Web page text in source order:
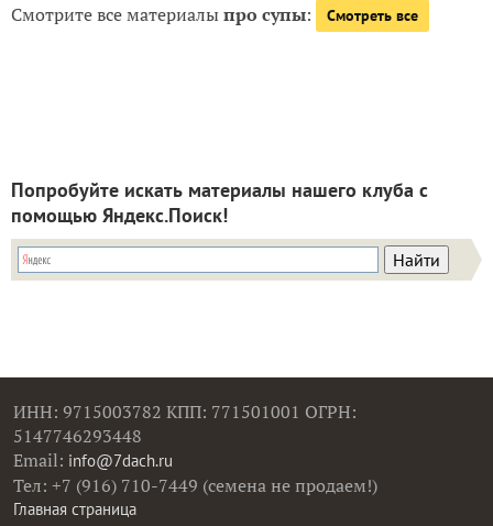
Смотрите все материалыпро супы: Смотреть все
Попробуйте искать материалы нашего клуба с
помощью Яндекс.Поиск!
ИНН: 9715003782 КПП: 771501001 ОГРН:
5147746293448
Email: info@7dach.ru
Тел: +7 (916) 710-7449 (семена не продаем!)
Главная страница